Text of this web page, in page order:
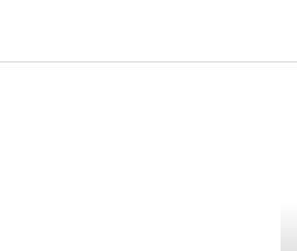
content